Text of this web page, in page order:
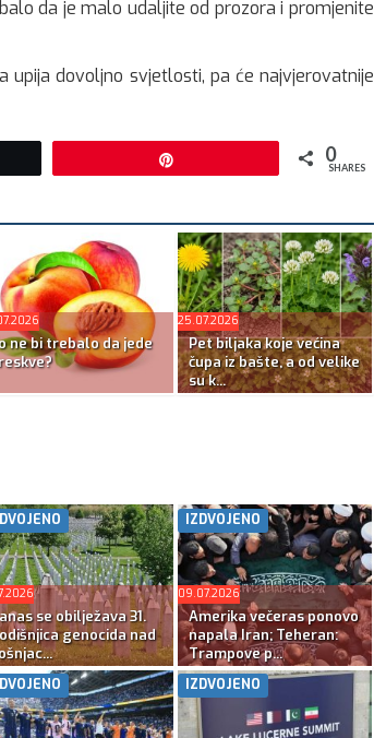
da je malo udaljite od prozora i promjenite
upija dovoljno svjetlosti, pa će najvjerovatnije
0
SHARES
ne bi trebalo da jede
25.07.2026
Pet biljaka koje većina
čupa iz bašte, a od velike
su k...
se obilježava 31.
genocida nad
IZDVOJENO
09.07.2026
Amerika večeras ponovo
napala Iran; Teheran:
Trampove p...
IZDVOJENO